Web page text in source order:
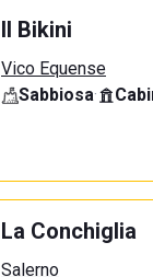
Il Bikini
Vico Equense
Sabbiosa·
La Conchiglia
Salerno